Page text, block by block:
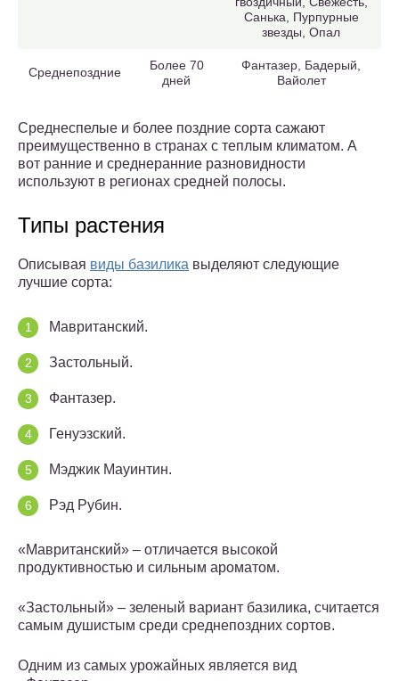
Санька, Пурпурные
звезды, Опал
Среднепоздние
Более 70
дней
Фантазер, Бадерый,
Вайолет
Среднеспелые и более поздние сорта сажают
преимущественно в странах с теплым климатом. А
вот ранние и среднеранние разновидности
используют в регионах средней полосы.
Типы растения
Описывая виды базилика выделяют следующие
лучшие сорта:
Мавританский.
Застольный.
Фантазер.
Генуэзский.
Мэджик Мауинтин.
Рэд Рубин.
«Мавританский» – отличается высокой
продуктивностью и сильным ароматом.
«Застольный» – зеленый вариант базилика, считается
самым душистым среди среднепоздних сортов.
Одним из самых урожайных является вид